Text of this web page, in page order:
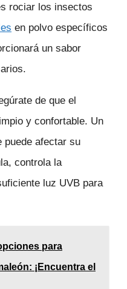
rociar los insectos
en polvo específicos
un sabor
de que el
y confortable. Un
puede afectar su
controla la
luz UVB para
para
¡Encuentra el